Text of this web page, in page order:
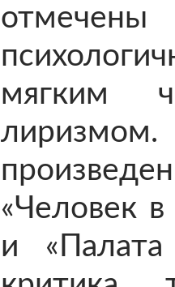
отмечены
мягким
«Человек в
и